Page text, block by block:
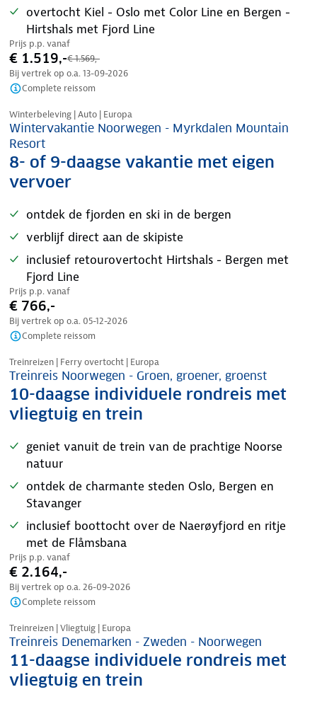
overtocht Kiel - Oslo met Color Line en Bergen -
Hirtshals met Fjord Line
Prijs p.p. vanaf
€ 1.519,-€ 1.569,-
Bij vertrek op o.a. 13-09-2026
Complete reissom
Winterbeleving | Auto | Europa
Wintervakantie Noorwegen - Myrkdalen Mountain
Resort
8- of 9-daagse vakantie met eigen
vervoer
ontdek de fjorden en ski in de bergen
verblijf direct aan de skipiste
inclusief retourovertocht Hirtshals - Bergen met
Fjord Line
Prijs p.p. vanaf
€ 766,-
Bij vertrek op o.a. 05-12-2026
Complete reissom
Treinreizen | Ferry overtocht | Europa
Treinreis Noorwegen - Groen, groener, groenst
10-daagse individuele rondreis met
vliegtuig en trein
geniet vanuit de trein van de prachtige Noorse
natuur
ontdek de charmante steden Oslo, Bergen en
Stavanger
inclusief boottocht over de Naerøyfjord en ritje
met de Flåmsbana
Prijs p.p. vanaf
€ 2.164,-
Bij vertrek op o.a. 26-09-2026
Complete reissom
Treinreizen | Vliegtuig | Europa
Treinreis Denemarken - Zweden - Noorwegen
11-daagse individuele rondreis met
vliegtuig en trein